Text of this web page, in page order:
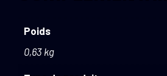
Poids
0,63 kg